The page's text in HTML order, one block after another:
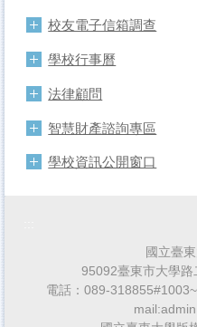
校友電子信箱調查
學校行事曆
法律顧問
智慧財產諮詢專區
學校資訊公開窗口
國立臺
95092臺東市大學
電話：089-